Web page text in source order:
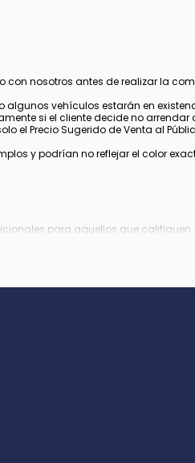
con nosotros antes de realizar la
vehículos estarán en
si el cliente decide no arrendar
el Precio Sugerido de Venta al
y podrían no reflejar el color
para aquellos que